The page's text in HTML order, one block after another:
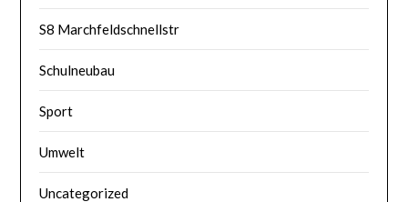
S8 Marchfeldschnellstr
Schulneubau
Sport
Umwelt
Uncategorized